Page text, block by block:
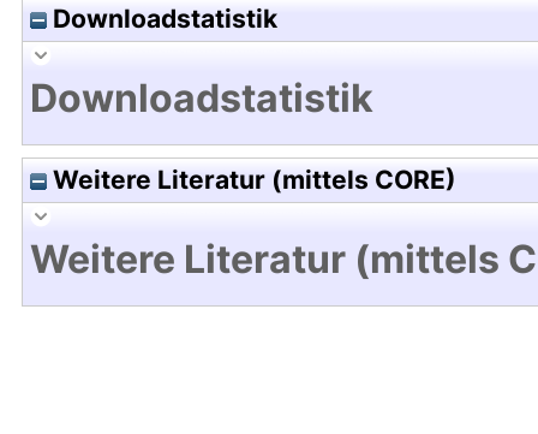
Downloadstatistik
Downloadstatistik
Weitere Literatur (mittels CORE)
Weitere Literatur (mittels